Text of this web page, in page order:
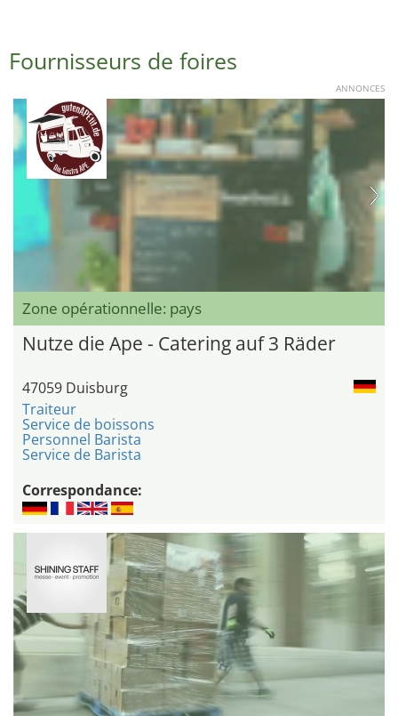
Fournisseurs de foires
ANNONCES
Zone opérationnelle: pays
Nutze die Ape - Catering auf 3 Räder
47059 Duisburg
Traiteur
Service de boissons
Personnel Barista
Service de Barista
Correspondance: